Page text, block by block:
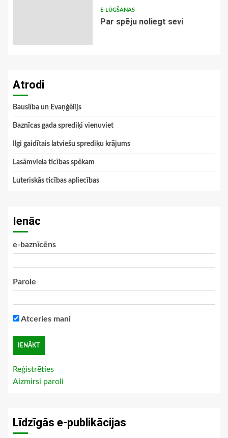
E-LŪGŠANAS
Par spēju noliegt sevi
Atrodi
Bauslība un Evaņģēlijs
Baznīcas gada sprediķi vienuviet
Ilgi gaidītais latviešu sprediķu krājums
Lasāmviela ticības spēkam
Luteriskās ticības apliecības
Ienāc
e-baznīcēns
Parole
Atceries mani
Reģistrēties
Aizmirsi paroli
Līdzīgās e-publikācijas